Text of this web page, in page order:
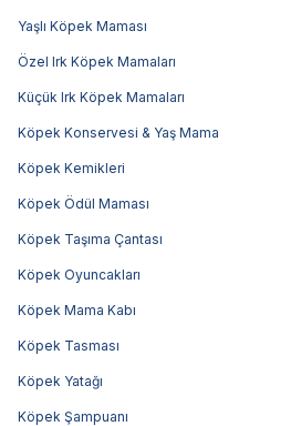
Yaşlı Köpek Maması
Özel Irk Köpek Mamaları
Küçük Irk Köpek Mamaları
Köpek Konservesi & Yaş Mama
Köpek Kemikleri
Köpek Ödül Maması
Köpek Taşıma Çantası
Köpek Oyuncakları
Köpek Mama Kabı
Köpek Tasması
Köpek Yatağı
Köpek Şampuanı